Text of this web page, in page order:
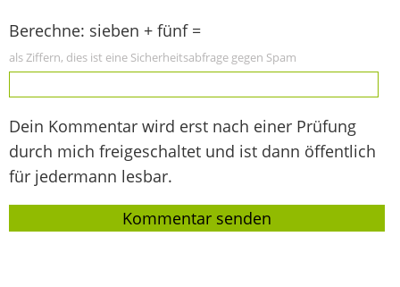
Berechne: sieben + fünf =
als Ziffern, dies ist eine Sicherheitsabfrage gegen Spam
Dein Kommentar wird erst nach einer Prüfung
durch mich freigeschaltet und ist dann öffentlich
für jedermann lesbar.